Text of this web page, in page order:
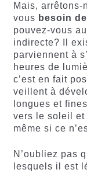
Mais, arrêtons-
vous besoin
pouvez-vous
indirecte? Il
parviennent à
heures de
c’est en fait
veillent à
longues et
vers le soleil et
même si ce
N’oubliez pas
lesquels il est